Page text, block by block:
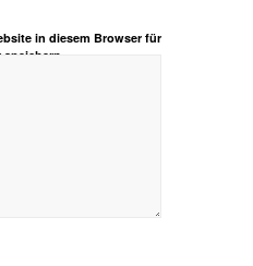
in diesem Browser für